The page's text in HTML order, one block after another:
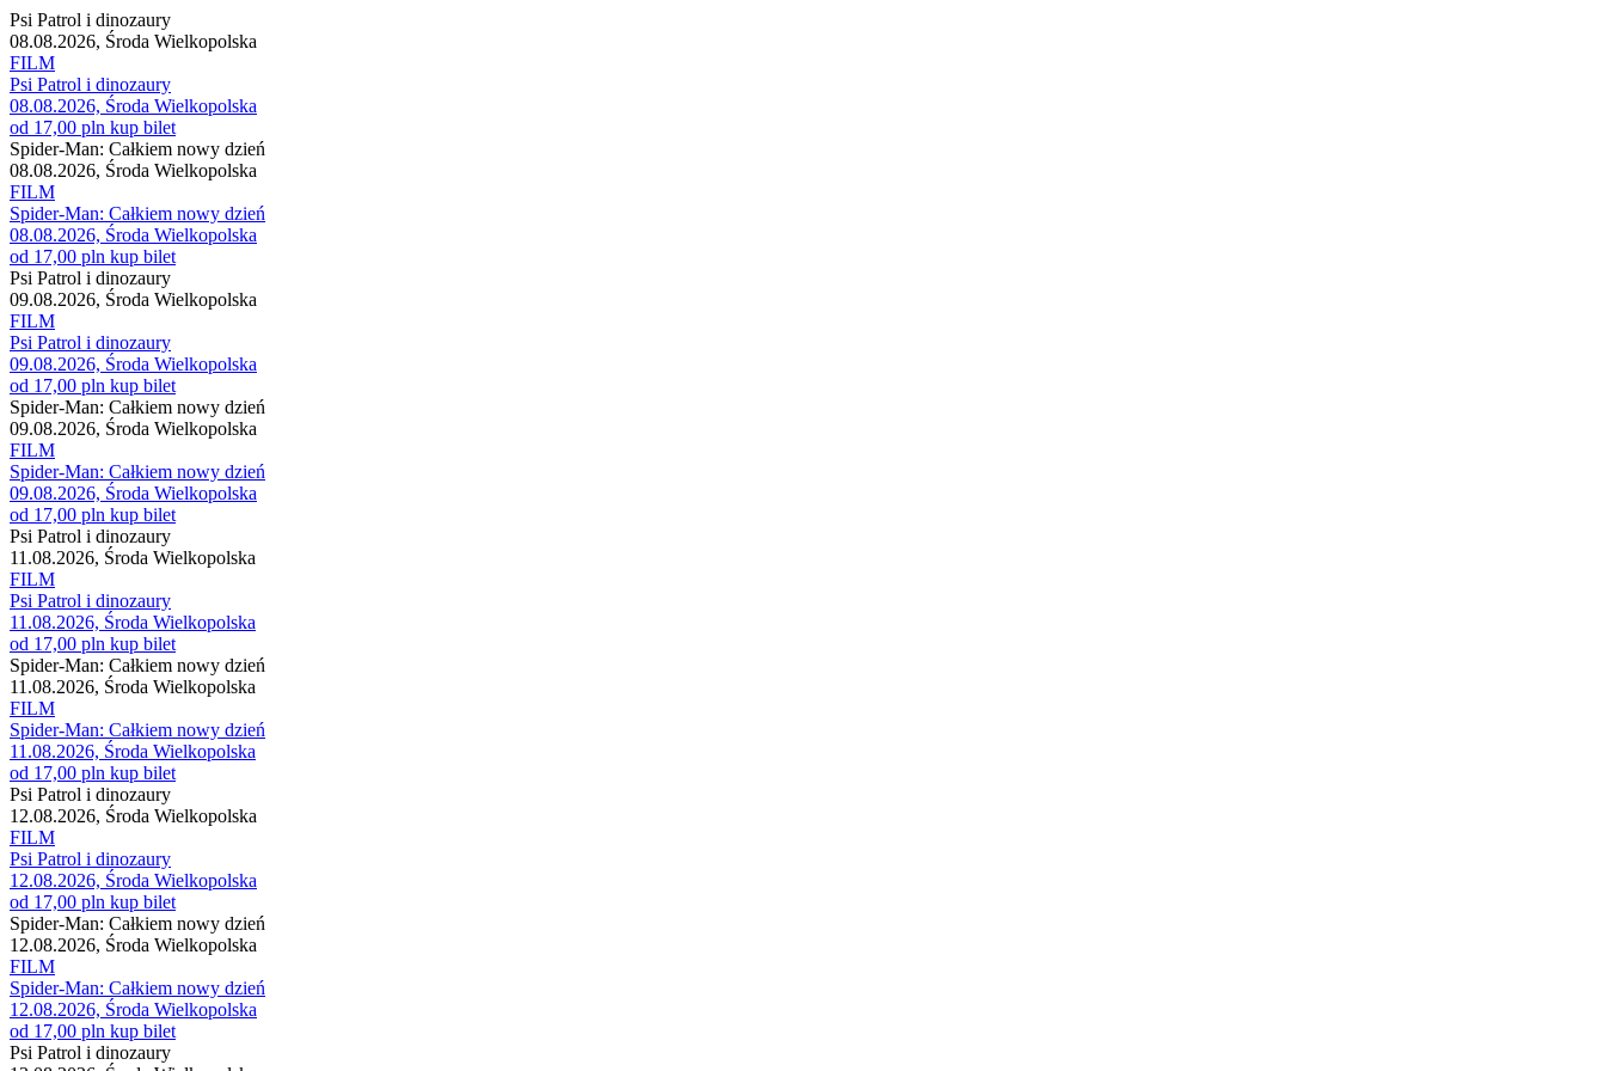
Psi Patrol i dinozaury
08.08.2026, Środa Wielkopolska
FILM
Psi Patrol i dinozaury
08.08.2026, Środa Wielkopolska
od 17,00 pln kup bilet
Spider-Man: Całkiem nowy dzień
08.08.2026, Środa Wielkopolska
FILM
Spider-Man: Całkiem nowy dzień
08.08.2026, Środa Wielkopolska
od 17,00 pln kup bilet
Psi Patrol i dinozaury
09.08.2026, Środa Wielkopolska
FILM
Psi Patrol i dinozaury
09.08.2026, Środa Wielkopolska
od 17,00 pln kup bilet
Spider-Man: Całkiem nowy dzień
09.08.2026, Środa Wielkopolska
FILM
Spider-Man: Całkiem nowy dzień
09.08.2026, Środa Wielkopolska
od 17,00 pln kup bilet
Psi Patrol i dinozaury
11.08.2026, Środa Wielkopolska
FILM
Psi Patrol i dinozaury
11.08.2026, Środa Wielkopolska
od 17,00 pln kup bilet
Spider-Man: Całkiem nowy dzień
11.08.2026, Środa Wielkopolska
FILM
Spider-Man: Całkiem nowy dzień
11.08.2026, Środa Wielkopolska
od 17,00 pln kup bilet
Psi Patrol i dinozaury
12.08.2026, Środa Wielkopolska
FILM
Psi Patrol i dinozaury
12.08.2026, Środa Wielkopolska
od 17,00 pln kup bilet
Spider-Man: Całkiem nowy dzień
12.08.2026, Środa Wielkopolska
FILM
Spider-Man: Całkiem nowy dzień
12.08.2026, Środa Wielkopolska
od 17,00 pln kup bilet
Psi Patrol i dinozaury